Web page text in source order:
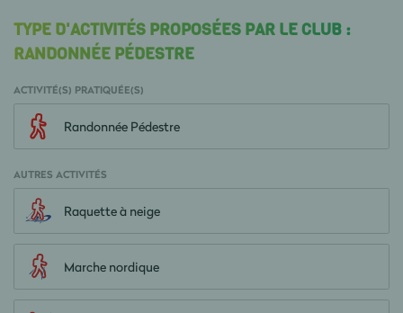
TYPE D'ACTIVITÉS PROPOSÉES PAR LE CLUB :
RANDONNÉE PÉDESTRE
ACTIVITÉ(S) PRATIQUÉE(S)
Randonnée Pédestre
AUTRES ACTIVITÉS
Raquette à neige
Marche nordique